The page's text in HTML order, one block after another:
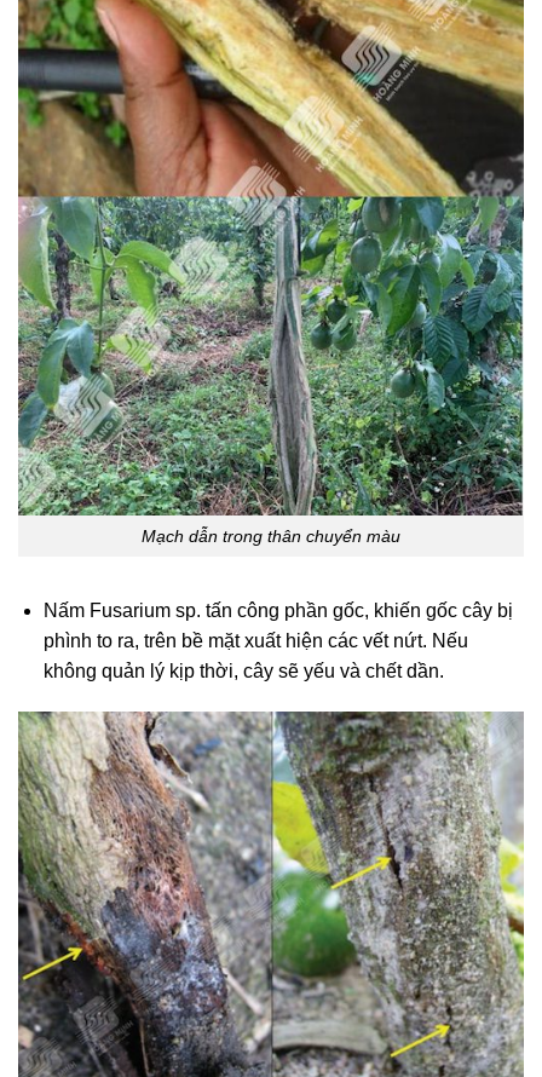
Mạch dẫn trong thân chuyển màu
Nấm Fusarium sp. tấn công phần gốc, khiến gốc cây bị
phình to ra, trên bề mặt xuất hiện các vết nứt. Nếu
không quản lý kịp thời, cây sẽ yếu và chết dần.